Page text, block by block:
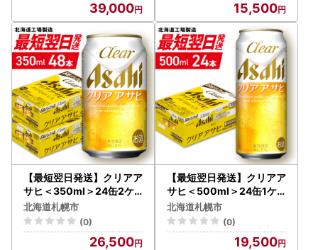
39,000 15,500
【最短翌日発送】クリアア
サヒ＜350ml＞24缶2ケ
ース 北海道工場製造
北海道札幌市
(0)
26,500
【最短翌日発送】クリアア
サヒ＜500ml＞24缶1ケ
ース 北海道工場製造
北海道札幌市
(0)
19,500